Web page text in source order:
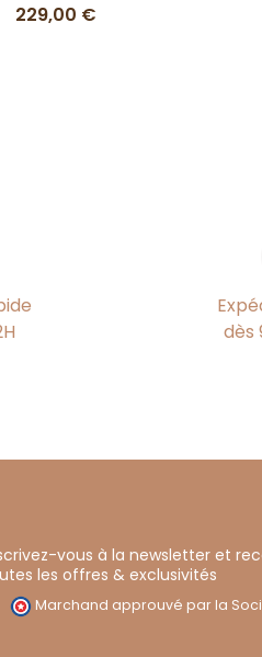
229,00 €
dès
vous à la newsletter et
les offres & exclusivités
Marchand approuvé par la